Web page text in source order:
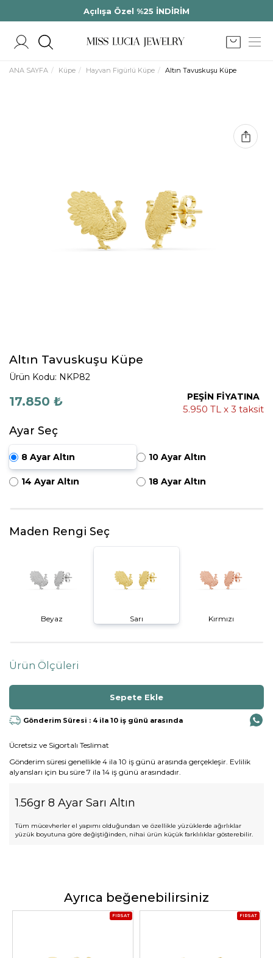
Açılışa Özel %25 İNDİRİM
ANA SAYFA Küpe Hayvan Figürlü Küpe Altın Tavuskuşu Küpe
Altın Tavuskuşu Küpe
Ürün Kodu: NKP82
17.850 ₺ PEŞİN FİYATINA
5.950 TL x 3 taksit
Ayar Seç
8 Ayar Altın 10 Ayar Altın
14 Ayar Altın 18 Ayar Altın
Maden Rengi Seç
Beyaz Sarı Kırmızı
Ürün Ölçüleri
Gönderim Süresi : 4 ila 10 iş günü arasında
Ücretsiz ve Sigortalı Teslimat
Gönderim süresi genellikle 4 ila 10 iş günü arasında gerçekleşir. Evlilik
alyansları için bu süre 7 ila 14 iş günü arasındadır.
1.56gr 8 Ayar Sarı Altın
Tüm mücevherler el yapımı olduğundan ve özellikle yüzüklerde ağırlıklar
yüzük boyutuna göre değiştiğinden, nihai ürün küçük farklılıklar gösterebilir.
Ayrıca beğenebilirsiniz
FIRSAT FIRSAT